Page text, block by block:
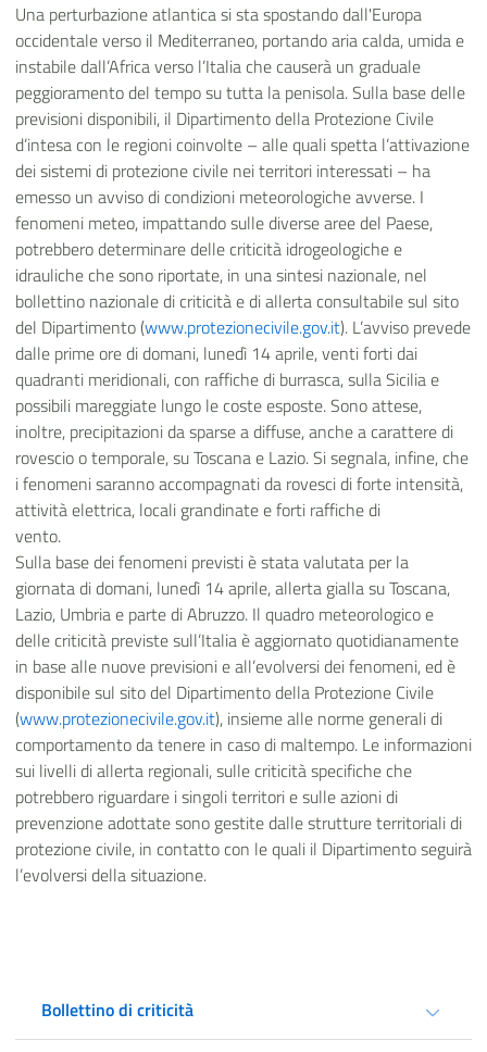
Una perturbazione atlantica si sta spostando dall'Europa
occidentale verso il Mediterraneo, portando aria calda, umida e
instabile dall’Africa verso l’Italia che causerà un graduale
peggioramento del tempo su tutta la penisola.Sulla base delle
previsioni disponibili, il Dipartimento della Protezione Civile
d’intesa con le regioni coinvolte – alle quali spetta l’attivazione
dei sistemi di protezione civile nei territori interessati – ha
emesso un avviso di condizioni meteorologiche avverse. I
fenomeni meteo, impattando sulle diverse aree del Paese,
potrebbero determinare delle criticità idrogeologiche e
idrauliche che sono riportate, in una sintesi nazionale, nel
bollettino nazionale di criticità e di allerta consultabile sul sito
del Dipartimento (www.protezionecivile.gov.it). L’avviso prevede
dalle prime ore di domani, lunedì 14 aprile, venti forti dai
quadranti meridionali, con raffiche di burrasca, sulla Sicilia e
possibili mareggiate lungo le coste esposte.Sono attese,
inoltre, precipitazioni da sparse a diffuse, anche a carattere di
rovescio o temporale, su Toscana e Lazio. Si segnala, infine, che
i fenomeni saranno accompagnati da rovesci di forte intensità,
attività elettrica, locali grandinate e forti raffiche di
vento.
Sulla base dei fenomeni previsti è stata valutata per la
giornata di domani, lunedì 14 aprile, allerta gialla su Toscana,
Lazio, Umbria e parte di Abruzzo. Il quadro meteorologico e
delle criticità previste sull’Italia è aggiornato quotidianamente
in base alle nuove previsioni e all’evolversi dei fenomeni, ed è
disponibile sul sito del Dipartimento della Protezione Civile
(www.protezionecivile.gov.it), insieme alle norme generali di
comportamento da tenere in caso di maltempo. Le informazioni
sui livelli di allerta regionali, sulle criticità specifiche che
potrebbero riguardare i singoli territori e sulle azioni di
prevenzione adottate sono gestite dalle strutture territoriali di
protezione civile, in contatto con le quali il Dipartimento seguirà
l’evolversi della situazione.
Bollettino di criticità